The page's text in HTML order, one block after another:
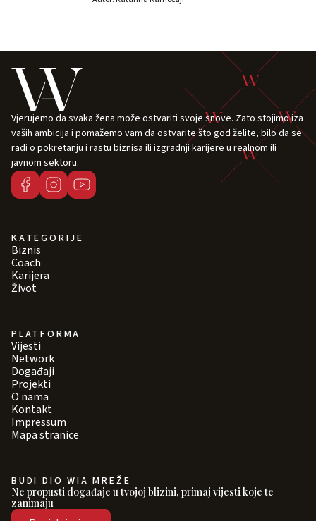
Vjerujemo da svaka žena može ostvariti svoje snove. Zato stojimo iza
vaših ambicija i pomažemo vam da ostvarite što god želite, bilo da se
radi o pokretanju i rastu biznisa ili izgradnji karijere u realnom ili
javnom sektoru.
KATEGORIJE
Biznis
Coach
Karijera
Život
PLATFORMA
Vijesti
Network
Događaji
Projekti
O nama
Kontakt
Impressum
Mapa stranice
BUDI DIO WIA MREŽE
Ne propusti događaje u tvojoj blizini, primaj vijesti koje te
zanimaju